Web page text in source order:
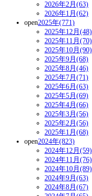
2026年2月(63)
2026年1月(62)
open2025年(771)
2025年12月(48)
2025年11月(70)
2025年10月(90)
2025年9月(68)
2025年8月(46)
2025年7月(71)
2025年6月(63)
2025年5月(69)
2025年4月(66)
2025年3月(56)
2025年2月(56)
2025年1月(68)
open2024年(823)
2024年12月(59)
2024年11月(76)
2024年10月(89)
2024年9月(63)
2024年8月(67)